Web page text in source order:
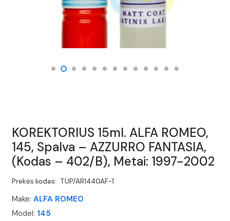
KOREKTORIUS 15ml. ALFA ROMEO,
145, Spalva – AZZURRO FANTASIA,
(Kodas – 402/B), Metai: 1997-2002
Prekės kodas: TUP/AR1440AF-1
Make: ALFA ROMEO
Model: 145